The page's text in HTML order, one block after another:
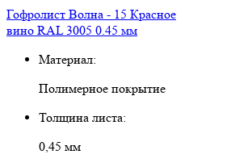
Гофролист Волна - 15 Красное
вино RAL 3005 0.45 мм
Материал:
Полимерное покрытие
Толщина листа:
0,45 мм